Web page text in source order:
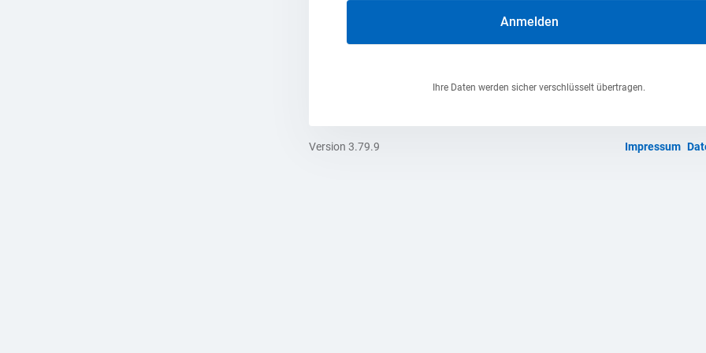
Anmelden
Ihre Daten werden sicher verschlüsselt übertragen.
Version 3.79.9 Impressum